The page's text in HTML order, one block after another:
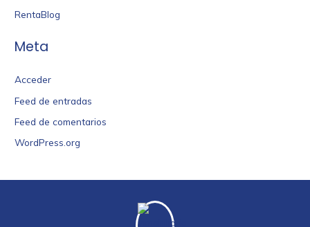
RentaBlog
Meta
Acceder
Feed de entradas
Feed de comentarios
WordPress.org